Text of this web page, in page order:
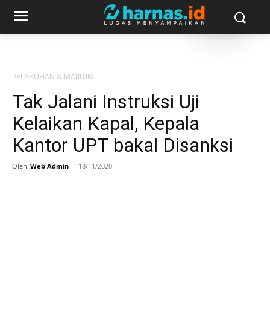
PELABUHAN & MARITIM
Tak Jalani Instruksi Uji
Kelaikan Kapal, Kepala
Kantor UPT bakal Disanksi
Oleh Web Admin - 18/11/2020